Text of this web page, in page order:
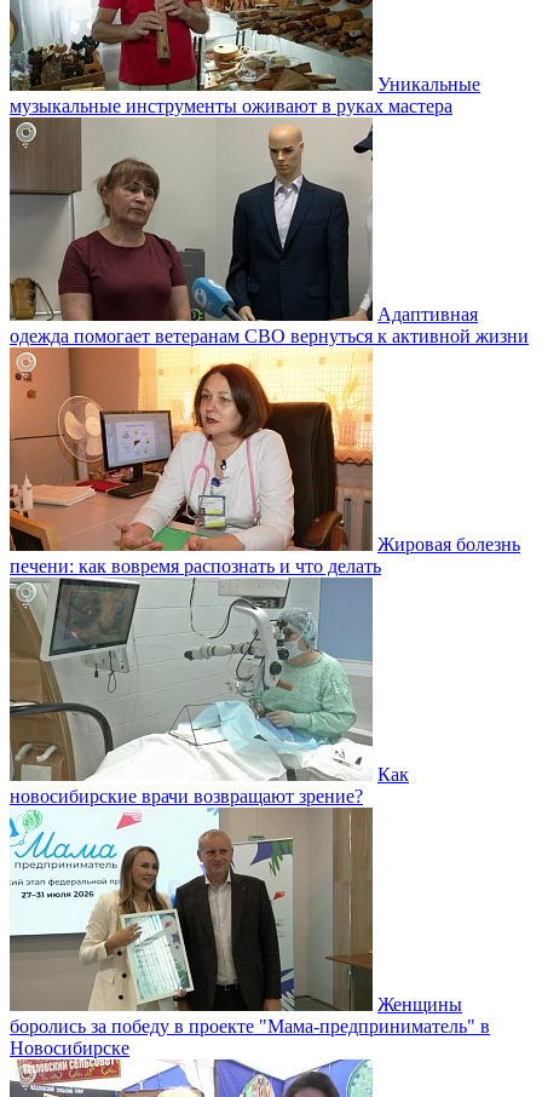
Уникальные
музыкальные инструменты оживают в руках мастера
Адаптивная
одежда помогает ветеранам СВО вернуться к активной жизни
Жировая болезнь
печени: как вовремя распознать и что делать
Как
новосибирские врачи возвращают зрение?
Женщины
боролись за победу в проекте "Мама-предприниматель" в
Новосибирске